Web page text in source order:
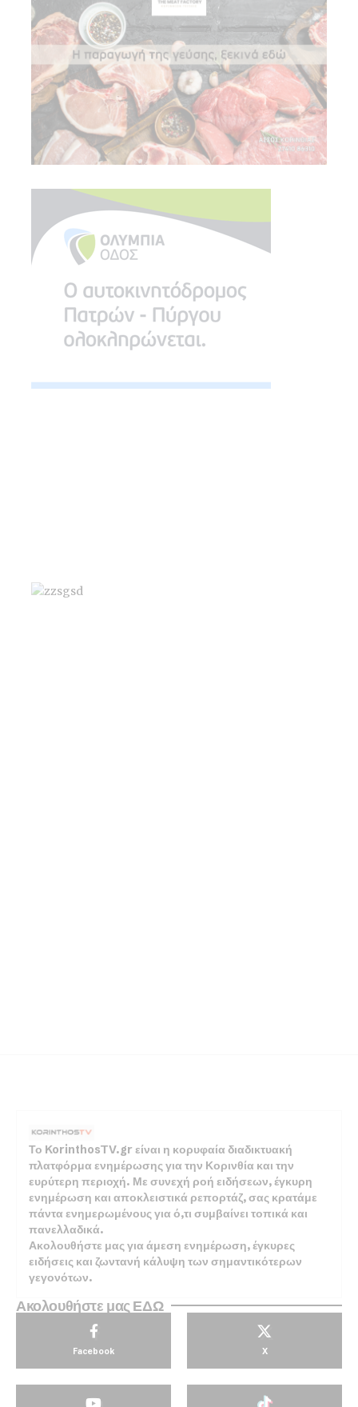
Το KorinthosTV.gr είναι η κορυφαία διαδικτυακή
πλατφόρμα ενημέρωσης για την Κορινθία και την
ευρύτερη περιοχή. Με συνεχή ροή ειδήσεων, έγκυρη
ενημέρωση και αποκλειστικά ρεπορτάζ, σας κρατάμε
πάντα ενημερωμένους για ό,τι συμβαίνει τοπικά και
πανελλαδικά.
Ακολουθήστε μας για άμεση ενημέρωση, έγκυρες
ειδήσεις και ζωντανή κάλυψη των σημαντικότερων
γεγονότων.
Ακολουθήστε μας ΕΔΩ
Facebook X